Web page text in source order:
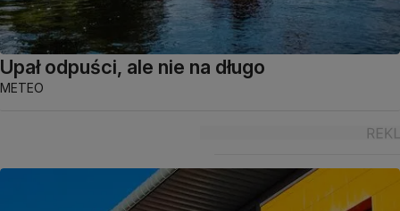
Upał odpuści, ale nie na długo
METEO